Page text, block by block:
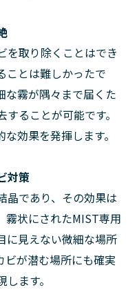
を取り除くことはでき
ことは難しかったで
な霧が隅々まで届くた
ることが可能です。
効果を発揮します。
対策
晶であり、その効果は
霧状にされたMIST専用
に見えない微細な場所
ビが潜む場所にも確実
ます。